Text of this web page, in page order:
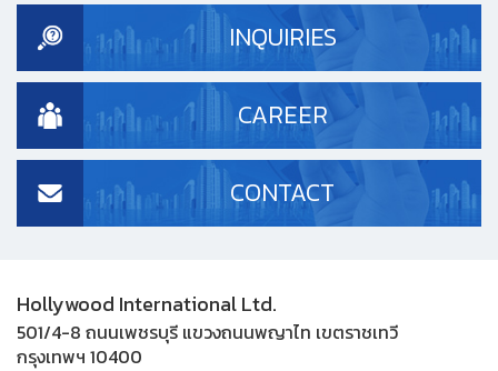
INQUIRIES
CAREER
CONTACT
Hollywood International Ltd.
501/4-8 ถนนเพชรบุรี แขวงถนนพญาไท เขตราชเทวี
กรุงเทพฯ 10400